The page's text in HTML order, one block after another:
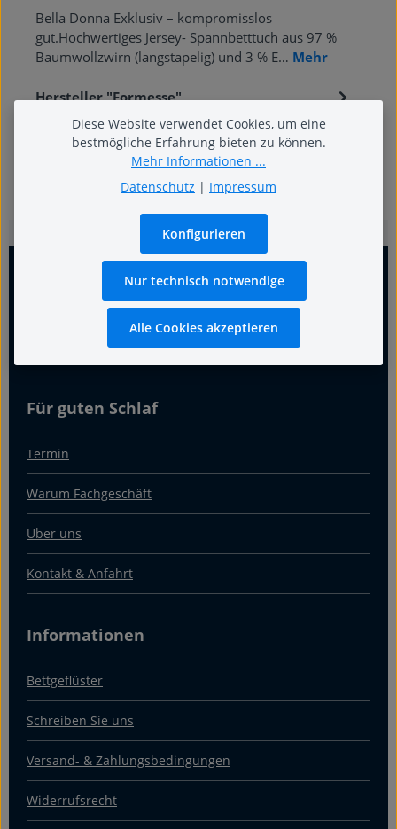
Bella Donna Exklusiv – kompromisslos
gut.Hochwertiges Jersey- Spannbetttuch aus 97 %
Baumwollzwirn (langstapelig) und 3 % E… Mehr
Hersteller "Formesse"
Für guten Schlaf
Termin
Warum Fachgeschäft
Über uns
Kontakt & Anfahrt
Informationen
Bettgeflüster
Schreiben Sie uns
Versand- & Zahlungsbedingungen
Widerrufsrecht
Diese Website verwendet Cookies, um eine
bestmögliche Erfahrung bieten zu können.
Mehr Informationen ...
Datenschutz | Impressum
Nur technisch notwendige
Konfigurieren
Alle Cookies akzeptieren